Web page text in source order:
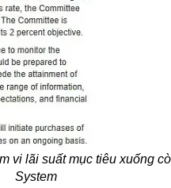
vi lãi suất mục tiêu xuống
System